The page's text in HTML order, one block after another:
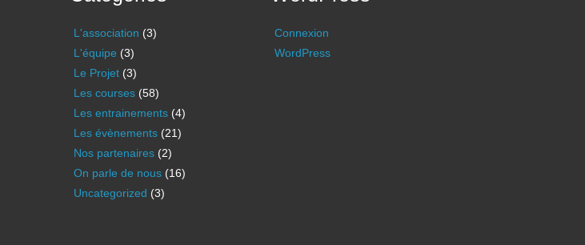
L'association (3)
L'équipe (3)
Le Projet(3)
Les courses(58)
Les entrainements(4)
Les évènements(21)
Nos partenaires(2)
On parle de nous(16)
Uncategorized (3)
Connexion
WordPress